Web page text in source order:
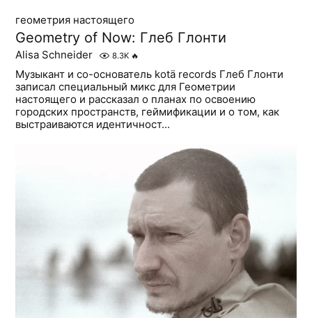
геометрия настоящего
Geometry of Now: Глеб Глонти
Alisa Schneider 8.3K 🔥
Музыкант и со-основатель kotä records Глеб Глонти
записал специальный микс для Геометрии
настоящего и рассказал о планах по освоению
городских пространств, геймификации и о том, как
выстраиваются идентичност...